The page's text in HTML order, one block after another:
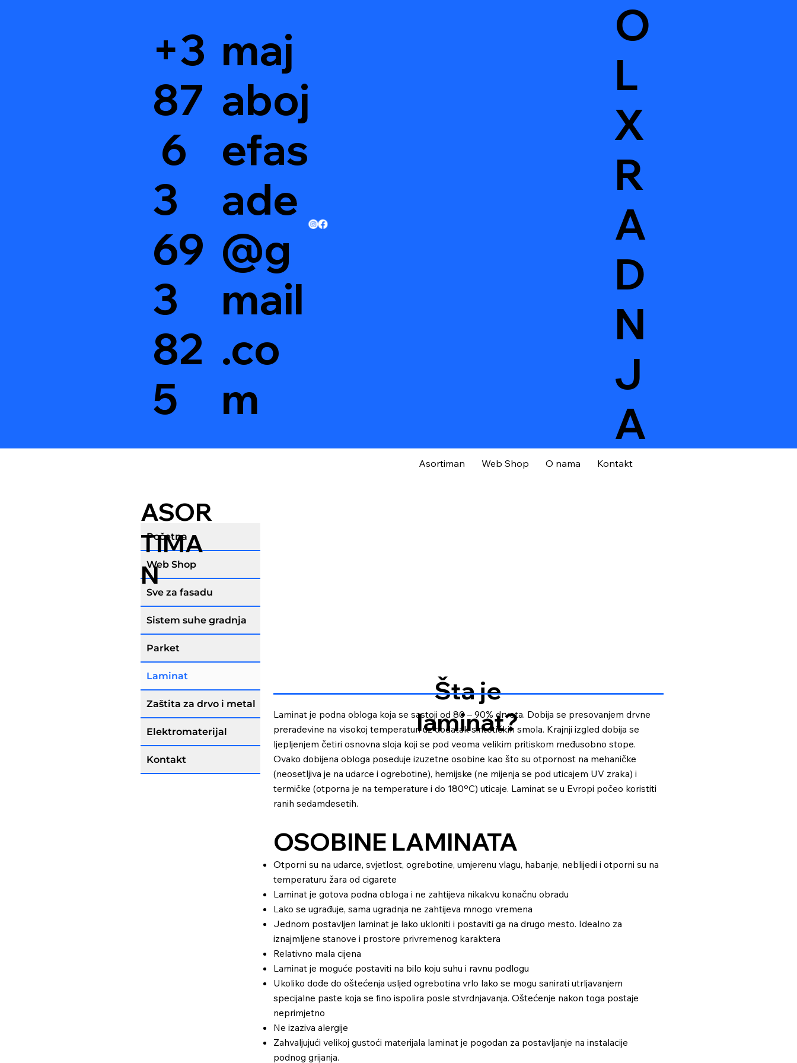
Asortiman Web Shop O nama Kontakt
+3
87
6
3
69
3
82
5
maj
aboj
efas
ade
@g
mail
.co
m
O
L
X
R
A
D
N
J
A
Početna
Web Shop
Sve za fasadu
Sistem suhe gradnja
Parket
Laminat
Zaštita za drvo i metal
Elektromaterijal
Kontakt
ASOR
TIMA
N
Šta je
laminat?
Laminat je podna obloga koja se sastoji od 80 – 90% drveta. Dobija se presovanjem drvne
prerađevine na visokoj temperaturi uz dodatak sintetičkih smola. Krajnji izgled dobija se
ljepljenjem četiri osnovna sloja koji se pod veoma velikim pritiskom međusobno stope.
Ovako dobijena obloga poseduje izuzetne osobine kao što su otpornost na mehaničke
(neosetljiva je na udarce i ogrebotine), hemijske (ne mijenja se pod uticajem UV zraka) i
termičke (otporna je na temperature i do 180ºC) uticaje. Laminat se u Evropi počeo koristiti
ranih sedamdesetih.
OSOBINE LAMINATA
Otporni su na udarce, svjetlost, ogrebotine, umjerenu vlagu, habanje, neblijedi i otporni su na
temperaturu žara od cigarete
Laminat je gotova podna obloga i ne zahtijeva nikakvu konačnu obradu
Lako se ugrađuje, sama ugradnja ne zahtijeva mnogo vremena
Jednom postavljen laminat je lako ukloniti i postaviti ga na drugo mesto. Idealno za
iznajmljene stanove i prostore privremenog karaktera
Relativno mala cijena
Laminat je moguće postaviti na bilo koju suhu i ravnu podlogu
Ukoliko dođe do oštećenja usljed ogrebotina vrlo lako se mogu sanirati utrljavanjem
specijalne paste koja se fino ispolira posle stvrdnjavanja. Oštećenje nakon toga postaje
neprimjetno
Ne izaziva alergije
Zahvaljujući velikoj gustoći materijala laminat je pogodan za postavljanje na instalacije
podnog grijanja.